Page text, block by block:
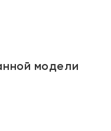
модели